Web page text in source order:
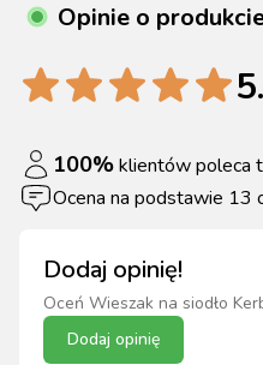
Opinie o
Dodaj opinię!
Oceń Wieszak na siodło
Dodaj opinię
100%klientów poleca
Ocena na podstawie 13